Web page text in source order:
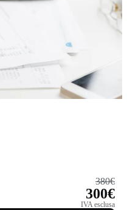
380€
300€
IVA esclusa